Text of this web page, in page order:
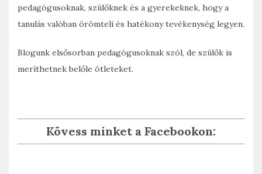
pedagógusoknak, szülőknek és a gyerekeknek, hogy a
tanulás valóban örömteli és hatékony tevékenység legyen.
Blogunk elsősorban pedagógusoknak szól, de szülők is
meríthetnek belőle ötleteket.
Kövess minket a Facebookon: